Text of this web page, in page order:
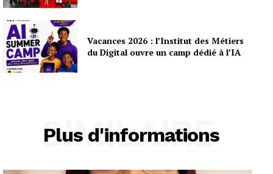
Vacances 2026 : l’Institut des Métiers
du Digital ouvre un camp dédié à l’IA
Plus d'informations
SIMILAIRE